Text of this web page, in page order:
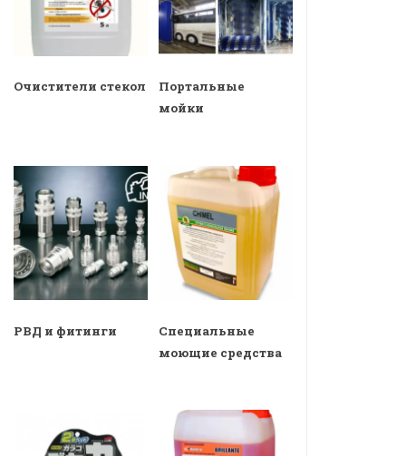
Очистители стекол
Портальные
мойки
РВД и фитинги
Специальные
моющие средства